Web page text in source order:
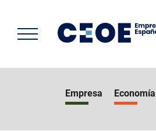
contenido
principal
Empresa Economía